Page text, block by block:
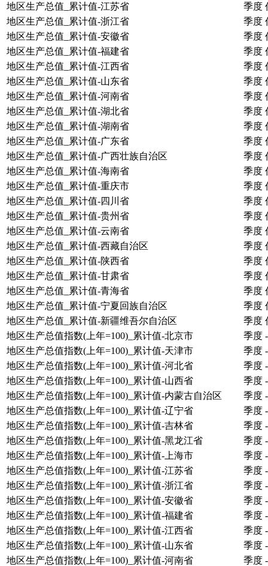
地区生产总值_累计值-江苏省
季度
地区生产总值_累计值-浙江省
季度
地区生产总值_累计值-安徽省
季度
地区生产总值_累计值-福建省
季度
地区生产总值_累计值-江西省
季度
地区生产总值_累计值-山东省
季度
地区生产总值_累计值-河南省
季度
地区生产总值_累计值-湖北省
季度
地区生产总值_累计值-湖南省
季度
地区生产总值_累计值-广东省
季度
地区生产总值_累计值-广西壮族自治区
季度
地区生产总值_累计值-海南省
季度
地区生产总值_累计值-重庆市
季度
地区生产总值_累计值-四川省
季度
地区生产总值_累计值-贵州省
季度
地区生产总值_累计值-云南省
季度
地区生产总值_累计值-西藏自治区
季度
地区生产总值_累计值-陕西省
季度
地区生产总值_累计值-甘肃省
季度
地区生产总值_累计值-青海省
季度
地区生产总值_累计值-宁夏回族自治区
季度
地区生产总值_累计值-新疆维吾尔自治区
季度
地区生产总值指数(上年=100)_累计值-北京市
季度 -
地区生产总值指数(上年=100)_累计值-天津市
季度 -
地区生产总值指数(上年=100)_累计值-河北省
季度 -
地区生产总值指数(上年=100)_累计值-山西省
季度 -
地区生产总值指数(上年=100)_累计值-内蒙古自治区
季度 -
地区生产总值指数(上年=100)_累计值-辽宁省
季度 -
地区生产总值指数(上年=100)_累计值-吉林省
季度 -
地区生产总值指数(上年=100)_累计值-黑龙江省
季度 -
地区生产总值指数(上年=100)_累计值-上海市
季度 -
地区生产总值指数(上年=100)_累计值-江苏省
季度 -
地区生产总值指数(上年=100)_累计值-浙江省
季度 -
地区生产总值指数(上年=100)_累计值-安徽省
季度 -
地区生产总值指数(上年=100)_累计值-福建省
季度 -
地区生产总值指数(上年=100)_累计值-江西省
季度 -
地区生产总值指数(上年=100)_累计值-山东省
季度 -
地区生产总值指数(上年=100)_累计值-河南省
季度 -